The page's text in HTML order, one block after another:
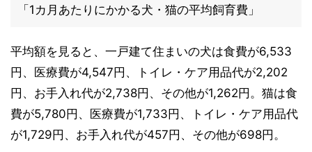
「1カ月あたりにかかる犬・猫の平均飼育費」
平均額を見ると、一戸建て住まいの犬は食費が6,533
円、医療費が4,547円、トイレ・ケア用品代が2,202
円、お手入れ代が2,738円、その他が1,262円。猫は食
費が5,780円、医療費が1,733円、トイレ・ケア用品代
が1,729円、お手入れ代が457円、その他が698円。